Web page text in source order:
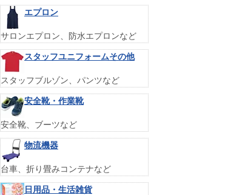
エプロン
サロンエプロン、防水エプロンなど
スタッフユニフォームその他
スタッフブルゾン、パンツなど
安全靴・作業靴
安全靴、ブーツなど
物流機器
台車、折り畳みコンテナなど
日用品・生活雑貨